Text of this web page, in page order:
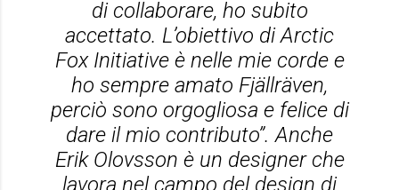
di collaborare, ho subito
accettato. L’obiettivo di Arctic
Fox Initiative è nelle mie corde e
ho sempre amato Fjällräven,
perciò sono orgogliosa e felice di
dare il mio contributo”. Anche
Erik Olovsson è un designer che
lavora nel campo del design di